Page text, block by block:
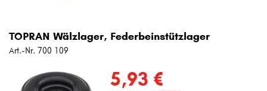
TOPRAN Wälzlager, Federbeinstützlager
Art.-Nr. 700 109
5,93 €